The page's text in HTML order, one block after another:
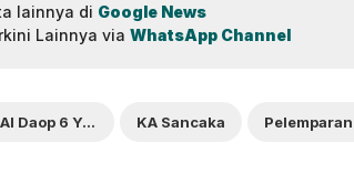
lainnya di Google News
Lainnya via WhatsApp Channel
PT KAI Daop 6 Yogyakarta KA Sancaka